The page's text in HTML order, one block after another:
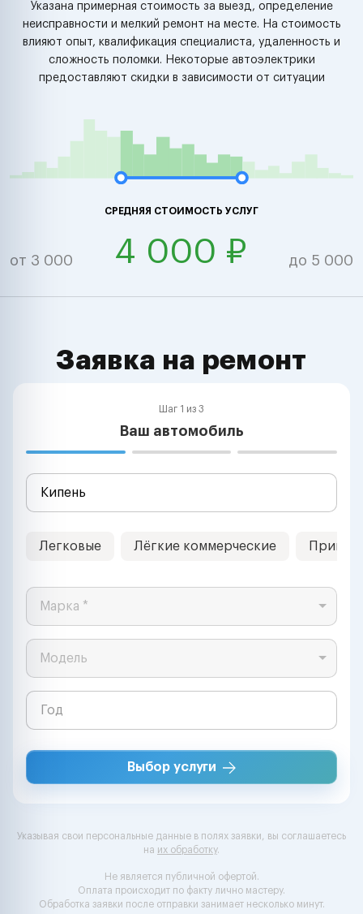
Указана примерная стоимость за выезд, определение
неисправности и мелкий ремонт на месте. На стоимость
влияют опыт, квалификация специалиста, удаленность и
сложность поломки. Некоторые автоэлектрики
предоставляют скидки в зависимости от ситуации
СРЕДНЯЯ СТОИМОСТЬ УСЛУГ
от 3 000 4 000 ₽ до 5 000
Заявка на ремонт
Шаг 1 из 3
Ваш автомобиль
Легковые Лёгкие коммерческие
Марка *
Модель
Выбор услуги
Указывая свои персональные данные в полях заявки, вы соглашаетесь
на их обработку.
Не является публичной офертой.
Оплата происходит по факту лично мастеру.
Обработка заявки после отправки занимает несколько минут.